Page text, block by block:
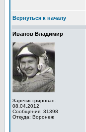
Вернуться к началу
Иванов Владимир
Зарегистрирован:
08.04.2012
Сообщения: 31398
Откуда: Воронеж